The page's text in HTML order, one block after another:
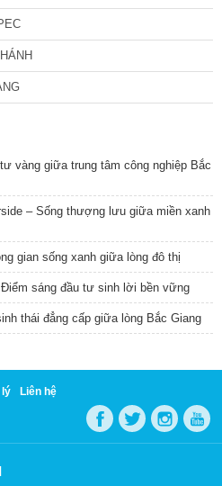
vàng giữa trung tâm công nghiệp Bắc
– Sống thượng lưu giữa miền xanh
gian sống xanh giữa lòng đô thị
sáng đầu tư sinh lời bền vững
thái đẳng cấp giữa lòng Bắc Giang
lý Liên hệ